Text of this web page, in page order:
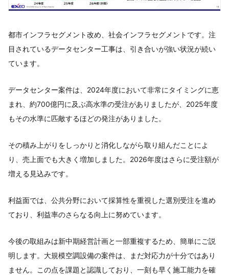
都市インフラセグメント改め、社会インフラセグメントです。注
目されているデータセンター工事は、引き合いが強い状況が続い
ています。
データセンター案件は、2024年度において非常にタイミングに恵
まれ、約700億円に及ぶ高水準の受注がありましたが、2025年度
もその水準に匹敵するほどの発注がありました。
その積み上がりをしっかりと消化しながら取り組んだことによ
り、売上面でも大きく増加しました。2026年度はさらに受注額が
増える見込みです。
利益面では、公共分野において採算性を重視した選別受注を進め
ており、利益率のさらなる向上に努めています。
今後の取組みは新中期経営計画と一部重複するため、簡単にご説
明します。大規模空調設備の案件は、まだ対応力が十分ではあり
ません。この点を課題と認識しており、一刻も早く施工能力を確